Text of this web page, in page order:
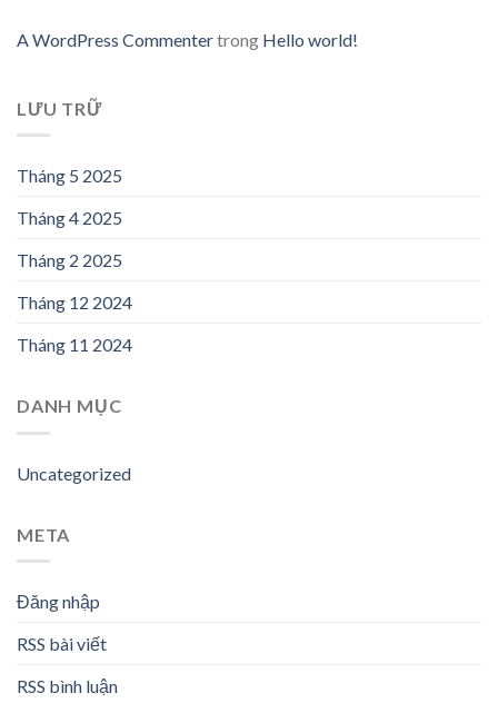
A WordPress Commentertrong Hello world!
LƯU TRỮ
Tháng 5 2025
Tháng 4 2025
Tháng 2 2025
Tháng 12 2024
Tháng 11 2024
DANH MỤC
Uncategorized
META
Đăng nhập
RSS bài viết
RSS bình luận